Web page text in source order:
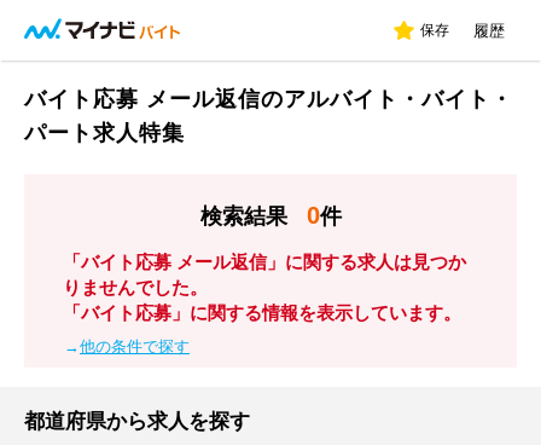
保存 履歴
バイト応募 メール返信のアルバイト・バイト・
パート求人特集
検索結果 0件
「バイト応募 メール返信」に関する求人は見つか
りませんでした。
「バイト応募」に関する情報を表示しています。
→他の条件で探す
都道府県から求人を探す